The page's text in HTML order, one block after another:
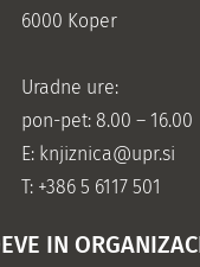
IN
6000 Koper
Uradne ure:
pon-pet: 8.00 – 16.00
E: knjiznica@upr.si
T: +386 5 6117 501